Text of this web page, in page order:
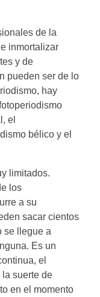
de la
inmortalizar
y de
pueden ser de lo
hay
el
bélico y el
limitados.
los
a su
sacar cientos
se llegue a
Es un
el
suerte de
en el momento